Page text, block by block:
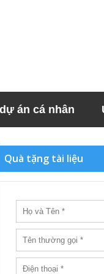
án cá nhân
Quà tặng tài liệu